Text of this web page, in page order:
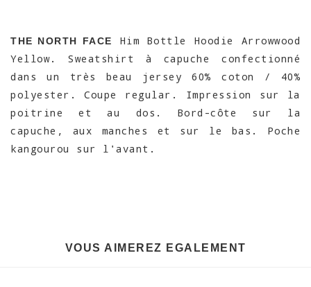
THE NORTH FACE
Him Bottle Hoodie Arrowwood
Yellow. Sweatshirt à capuche confectionné
dans un très beau jersey 60% coton / 40%
polyester. Coupe regular. Impression sur la
poitrine et au dos. Bord-côte sur la
capuche, aux manches et sur le bas. Poche
kangourou sur l'avant.
VOUS AIMEREZ EGALEMENT